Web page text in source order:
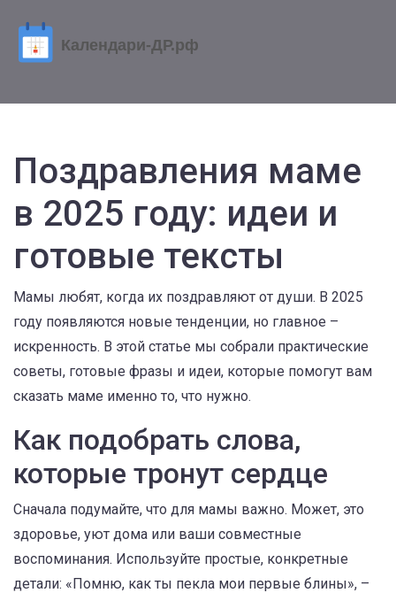
Поздравления маме
в 2025 году: идеи и
готовые тексты
Мамы любят, когда их поздравляют от души. В 2025
году появляются новые тенденции, но главное –
искренность. В этой статье мы собрали практические
советы, готовые фразы и идеи, которые помогут вам
сказать маме именно то, что нужно.
Как подобрать слова,
которые тронут сердце
Сначала подумайте, что для мамы важно. Может, это
здоровье, уют дома или ваши совместные
воспоминания. Используйте простые, конкретные
детали: «Помню, как ты пекла мои первые блины», –